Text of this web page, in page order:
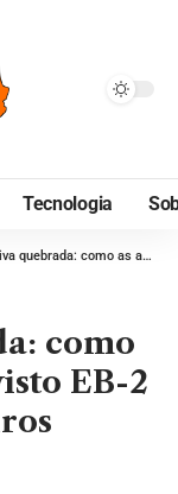
Tecnologia
as armadilhas com visto EB-2 NIW afetam brasileiros qualificados
como
EB-2